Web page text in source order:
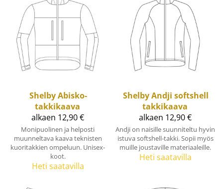
ShelbyAbisko-
takkikaava
alkaen 12,90 €
Monipuolinen ja helposti
muunneltava kaava teknisten
kuoritakkien ompeluun. Unisex-
koot.
Heti saatavilla
ShelbyAndji softshell
takkikaava
alkaen 12,90 €
Andji on naisille suunniteltu hyvin
istuva softshell-takki. Sopii myös
muille joustaville materiaaleille.
Heti saatavilla